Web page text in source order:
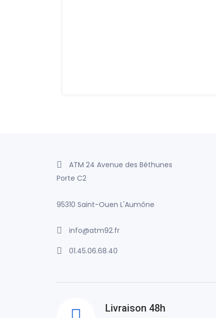
ATM 24 Avenue des Béthunes
Porte C2
95310 Saint-Ouen L'Aumône
info@atm92.fr
01.45.06.68.40
Livraison 48h